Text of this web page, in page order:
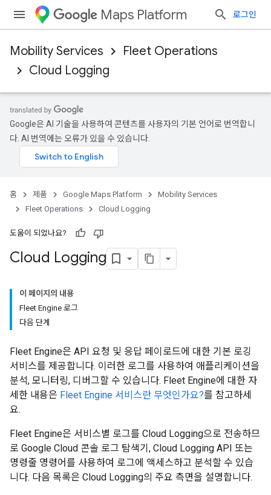
Maps Platform 로그인
Mobility Services
Fleet Operations
Cloud Logging
Google은 AI 기술을 사용하여 콘텐츠를 사용자의 기본 언어로 번역합니
다. AI 번역에는 오류가 있을 수 있습니다.
홈 제품 Google Maps Platform
Mobility Services
Fleet Operations
Cloud Logging
도움이 되었나요?
Cloud Logging
이 페이지의 내용
Fleet Engine 로그
다음 단계
Fleet Engine은 API 요청 및 응답 페이로드에 대한 기본 로깅
서비스를 제공합니다. 이러한 로그를 사용하여 애플리케이션을
분석, 모니터링, 디버그할 수 있습니다. Fleet Engine에 대한 자
세한 내용은 Fleet Engine 서비스란 무엇인가요?를 참고하세
요.
Fleet Engine은 서비스별 로그를 Cloud Logging으로 전송하므
로 Google Cloud 콘솔 로그 탐색기, Cloud Logging API 또는
명령줄 명령어를 사용하여 로그에 액세스하고 분석할 수 있습
니다. 다음 목록은 Cloud Logging의 주요 측면을 설명합니다.